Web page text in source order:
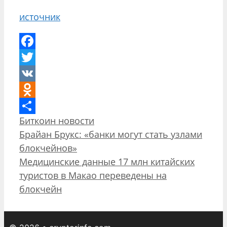
источник
Facebook
Twitter
VK
Odnoklassniki
Отправить
Рубрики
Биткоин новости
Навигация
записи
Брайан Брукс: «банки могут стать узлами
блокчейнов»
Медицинские данные 17 млн китайских
туристов в Макао переведены на
блокчейн